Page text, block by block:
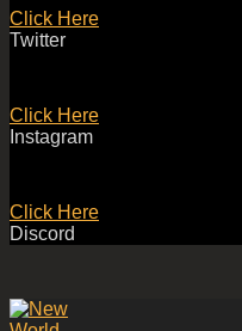
Click Here
Twitter
Click Here
Instagram
Click Here
Discord